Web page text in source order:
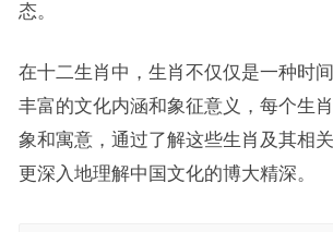
态。
在十二生肖中，生肖不仅仅是一种时
丰富的文化内涵和象征意义，每个生
象和寓意，通过了解这些生肖及其相
更深入地理解中国文化的博大精深。